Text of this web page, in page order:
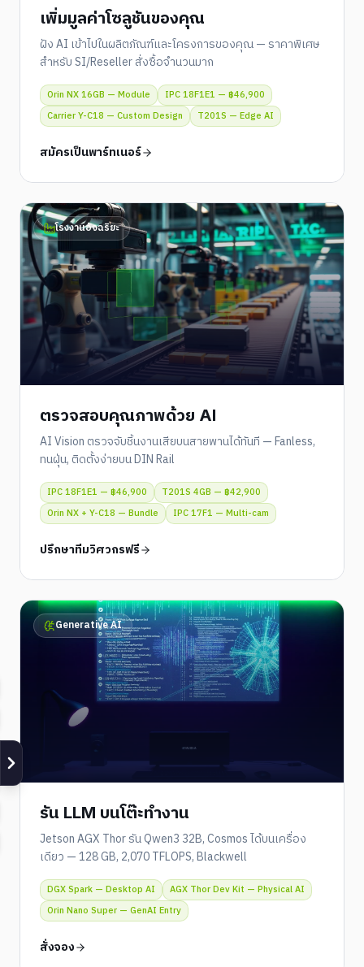
เพิ่มมูลค่าโซลูชันของคุณ
ฝัง AI เข้าไปในผลิตภัณฑ์และโครงการของคุณ — ราคาพิเศษ
สำหรับ SI/Reseller สั่งซื้อจำนวนมาก
Orin NX 16GB — Module
IPC 18F1E1 — ฿46,900
Carrier Y-C18 — Custom Design
T201S — Edge AI
สมัครเป็นพาร์ทเนอร์
โรงงานอัจฉริยะ
ตรวจสอบคุณภาพด้วย AI
AI Vision ตรวจจับชิ้นงานเสียบนสายพานได้ทันที — Fanless,
ทนฝุ่น, ติดตั้งง่ายบน DIN Rail
IPC 18F1E1 — ฿46,900
T201S 4GB — ฿42,900
Orin NX + Y-C18 — Bundle
IPC 17F1 — Multi-cam
ปรึกษาทีมวิศวกรฟรี
Generative AI
รัน LLM บนโต๊ะทำงาน
Jetson AGX Thor รัน Qwen3 32B, Cosmos ได้บนเครื่อง
เดียว — 128 GB, 2,070 TFLOPS, Blackwell
DGX Spark — Desktop AI
AGX Thor Dev Kit — Physical AI
Orin Nano Super — GenAI Entry
สั่งจอง